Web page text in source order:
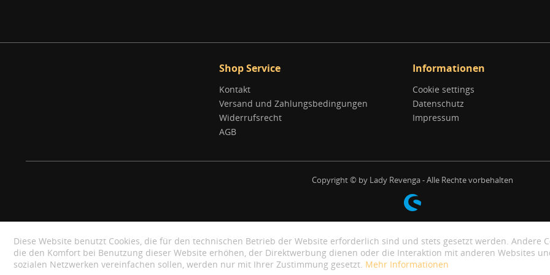
Shop Service
Kontakt
Versand und Zahlungsbedingungen
Widerrufsrecht
AGB
Informationen
Cookie settings
Datenschutz
Impressum
Copyright © by Lady Revenga - Alle Rechte vorbehalten
Diese Website benutzt Cookies, die für den technischen Betrieb der Website erforderlich sind und stets gesetzt werden. Andere
die den Komfort bei Benutzung dieser Website erhöhen, der Direktwerbung dienen oder die Interaktion mit anderen Websites
sozialen Netzwerken vereinfachen sollen, werden nur mit Ihrer Zustimmung gesetzt. Mehr Informationen